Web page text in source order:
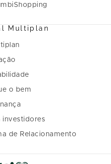
Multiplan
o bem
investidores
de Relacionamento